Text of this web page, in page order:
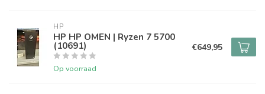
HP
HP HP OMEN | Ryzen 7 5700
(10691)
Op voorraad
€649,95